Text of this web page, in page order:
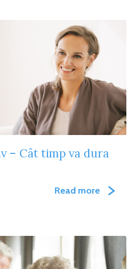
– Cât timp va dura
Read more